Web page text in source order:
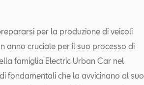
per la produzione di veicoli
anno cruciale per il suo processo di
famiglia Electric Urban Car nel
fondamentali che la avvicinano al suo